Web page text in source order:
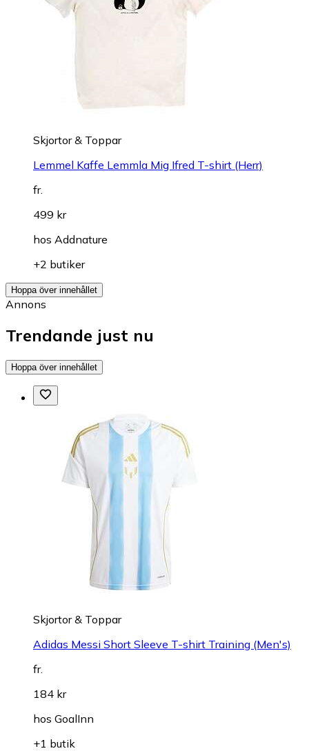
Skjortor & Toppar
Lemmel Kaffe Lemmla Mig Ifred T-shirt (Herr)
fr.
499 kr
hos Addnature
+2 butiker
Hoppa över innehållet
Annons
Trendande just nu
Hoppa över innehållet
Skjortor & Toppar
Adidas Messi Short Sleeve T-shirt Training (Men's)
fr.
184 kr
hos GoalInn
+1 butik